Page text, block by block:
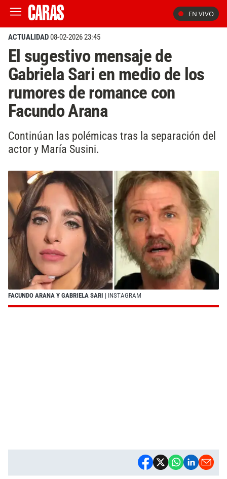
EN VIVO
ACTUALIDAD08-02-2026 23:45
El sugestivo mensaje de
Gabriela Sari en medio de los
rumores de romance con
Facundo Arana
Continúan las polémicas tras la separación del
actor y María Susini.
FACUNDO ARANA Y GABRIELA SARI | INSTAGRAM